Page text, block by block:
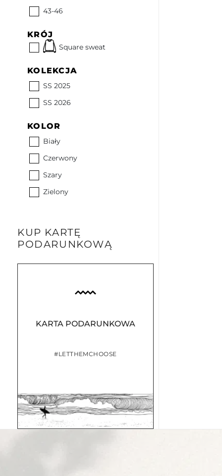
43-46
KRÓJ
Square sweat
KOLEKCJA
SS 2025
SS 2026
KOLOR
Biały
Czerwony
Szary
Zielony
KUP KARTĘ
PODARUNKOWĄ
KARTA PODARUNKOWA
#LETTHEMCHOOSE